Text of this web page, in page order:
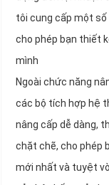
tôi cung cấp một
cho phép bạn thiết
mình
Ngoài chức năng
các bộ tích hợp hệ
nâng cấp dễ dàng,
chặt chẽ, cho phép
mới nhất và tuyệt